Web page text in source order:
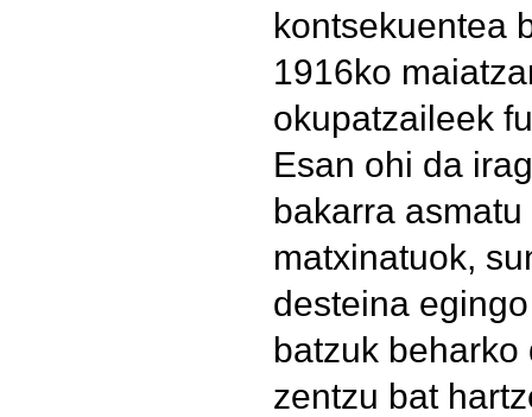
kontsekuentea
1916ko
okupatzaileek
Esan ohi da
bakarra
matxinatuok,
desteina
batzuk
zentzu bat